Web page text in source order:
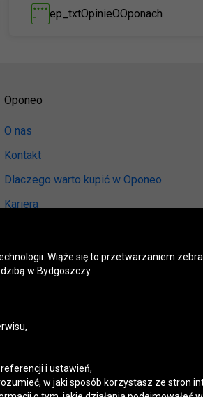
ep_txtOpinieOOponach
Oponeo
O nas
Kontakt
Dlaczego warto kupić w Oponeo
Kariera
Biuro prasowe
Kręci nas recykling
Mapa fotoradarów
Ustawienia cookies
Wiąże się to przetwarzaniem
w Bydgoszczy.
i ustawień,
w jaki sposób korzystasz ze stron